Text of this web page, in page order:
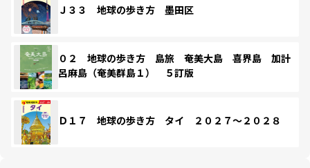
Ｊ３３ 地球の歩き方 墨田区
０２ 地球の歩き方 島旅 奄美大島 喜界島 加計
呂麻島（奄美群島１） ５訂版
Ｄ１７ 地球の歩き方 タイ ２０２７～２０２８